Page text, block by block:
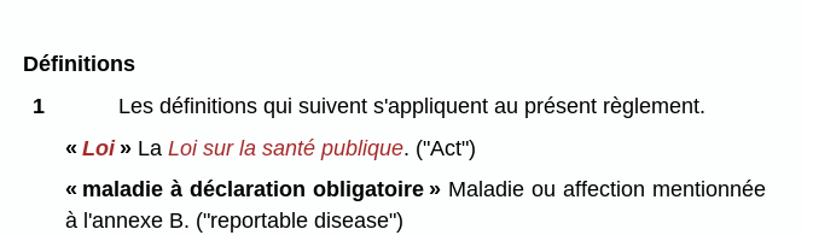
Définitions
1
Les définitions qui suivent s'appliquent au présent règlement.
« Loi» La Loi sur la santé publique. ("Act")
« maladie à déclaration obligatoire »Maladie ou affection mentionnée
à l'annexe B. ("reportable disease")